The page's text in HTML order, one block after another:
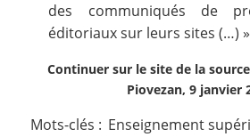
des communiqués de
éditoriaux sur leurs sites (…) »
Continuer sur le site de la
Piovezan, 9 janvier
Mots-clés : Enseignement